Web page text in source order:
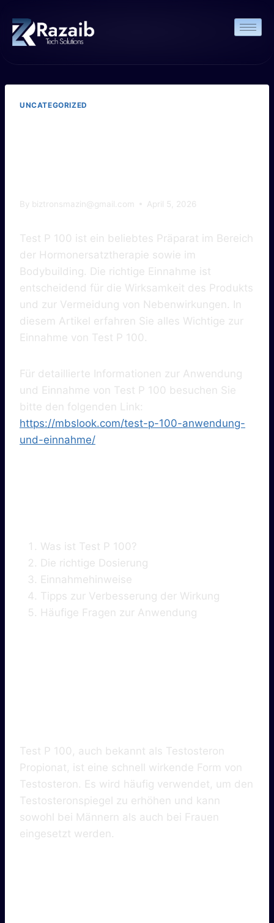
UNCATEGORIZED
By biztronsmazin@gmail.com April 5, 2026
Test P 100 ist ein beliebtes Präparat im Bereich
der Hormonersatztherapie sowie im
Bodybuilding. Die richtige Einnahme ist
entscheidend für die Wirksamkeit des Produkts
und zur Vermeidung von Nebenwirkungen. In
diesem Artikel erfahren Sie alles Wichtige zur
Einnahme von Test P 100.
Für detaillierte Informationen zur Anwendung
und Einnahme von Test P 100 besuchen Sie
bitte den folgenden Link:
https://mbslook.com/test-p-100-anwendung-
und-einnahme/
Was ist Test P 100?
Die richtige Dosierung
Einnahmehinweise
Tipps zur Verbesserung der Wirkung
Häufige Fragen zur Anwendung
Test P 100, auch bekannt als Testosteron
Propionat, ist eine schnell wirkende Form von
Testosteron. Es wird häufig verwendet, um den
Testosteronspiegel zu erhöhen und kann
sowohl bei Männern als auch bei Frauen
eingesetzt werden.